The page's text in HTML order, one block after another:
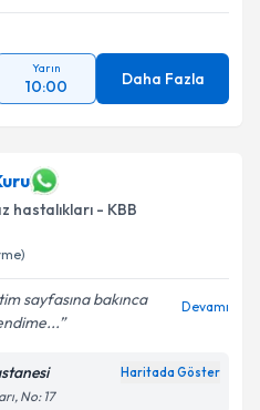
Yarın
10:00 Daha Fazla
hastalıkları - KBB
sayfasına bakınca
Devamı
Haritada Göster
No: 17